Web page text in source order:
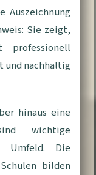
Auszeichnung
Sie zeigt,
professionell
und nachhaltig
hinaus eine
wichtige
Umfeld. Die
bilden